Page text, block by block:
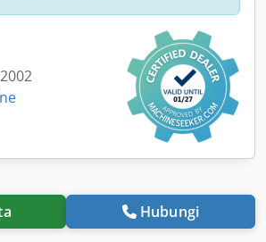
Hubungi